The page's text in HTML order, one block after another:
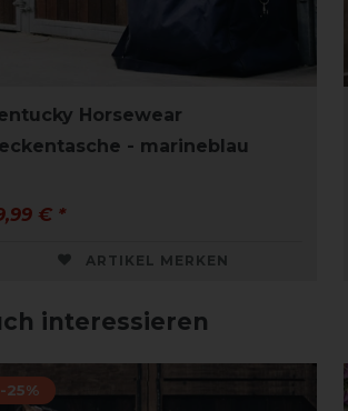
Horsewear
- marineblau
€ *
ARTIKEL MERKEN
interessieren
-25%